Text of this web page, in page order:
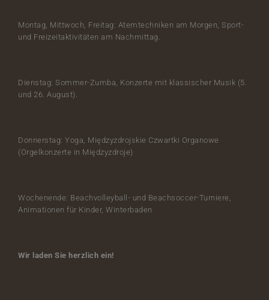
Montag, Mittwoch, Freitag: Atemtechniken am Morgen, Sport-
und Freizeitaktivitäten am Nachmittag.
Dienstag: Sommer-Zumba, Konzerte mit klassischer Musik (5.
und 26. August).
Donnerstag: Yoga, Międzyzdrojskie Czwartki Organowe
(Orgelkonzerte in Międzyzdroje)
Wochenende: Beachvolleyball- und Beachsoccer-Turniere,
Animationen für Kinder, Winterbaden
Wir laden Sie herzlich ein!